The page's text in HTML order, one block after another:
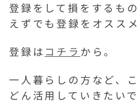
登録をして損をするも
えずでも登録をオススメ
登録は コチラ から。
一人暮らしの方など、
どん活用していきたいで